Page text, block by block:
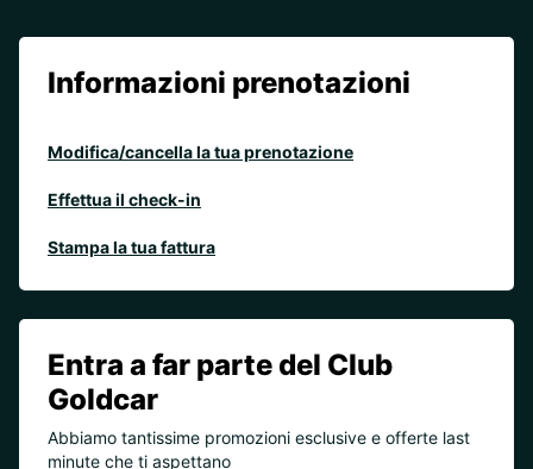
Informazioni prenotazioni
Modifica/cancella la tua prenotazione
Effettua il check-in
Stampa la tua fattura
Entra a far parte del Club
Goldcar
Abbiamo tantissime promozioni esclusive e offerte last
minute che ti aspettano